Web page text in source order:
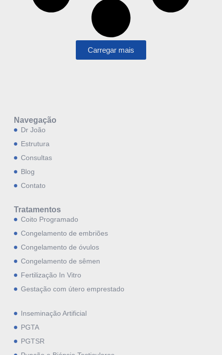
Carregar mais
Navegação
Dr João
Estrutura
Consultas
Blog
Contato
Tratamentos
Coito Programado
Congelamento de embriões
Congelamento de óvulos
Congelamento de sêmen
Fertilização In Vitro
Gestação com útero emprestado
Inseminação Artificial
PGTA
PGTSR